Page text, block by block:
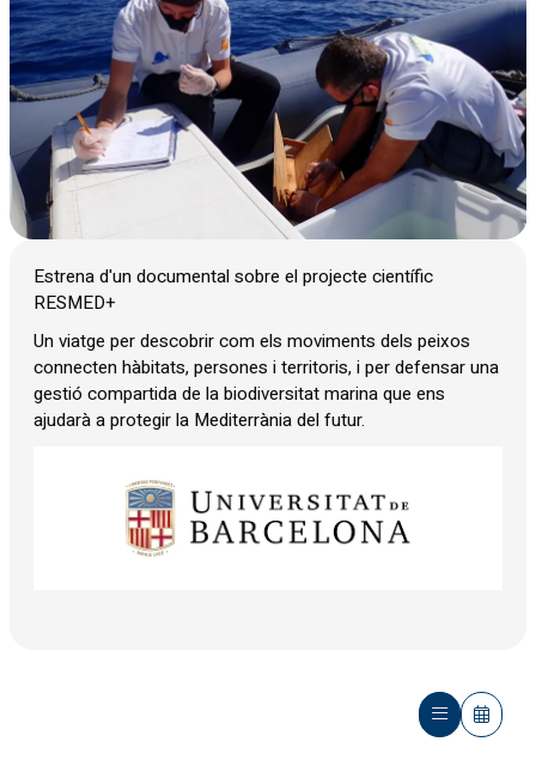
Estrena d'un documental sobre el projecte científic
RESMED+
Un viatge per descobrir com els moviments dels peixos
connecten hàbitats, persones i territoris, i per defensar una
gestió compartida de la biodiversitat marina que ens
ajudarà a protegir la Mediterrània del futur.